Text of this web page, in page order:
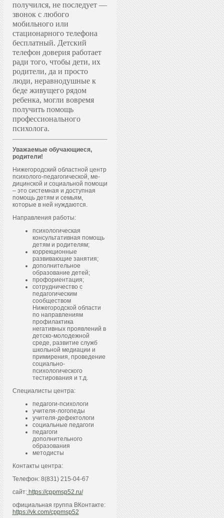
получился, не последует —
звонок с любого
мобильного или
стационарного телефона
бесплатный. Детский
телефон доверия работает
ради того, чтобы дети, их
родители, да и просто
люди, неравнодушные к
беде живущего рядом
ребенка, могли вовремя
получить помощь
профессионального
психолога.
Уважаемые обучающиеся,
родители!
Нижегородский областной центр
пси­холо­го-пе­даго­гичес­кой, ме­
дицин­ской и со­ци­аль­ной по­мощи
– это системная и доступная
помощь детям и семьям,
которые в ней нуждаются.
Направления работы:
психологическая
консультативная помощь
детям и родителям;
коррекционные
развивающие занятия;
дополнительное
образование детей;
профориентация;
сотрудничество с
педагогическим
сообществом
Нижегородской области
по направлениям
профилактика
негативных проявлений в
детско-молодежной
среде, развитие служб
школьной медиации и
примирения, проведение
социально-
психологического
тестирования и т.д.
Специалисты центра:
педагоги-психологи
учителя-логопеды
учителя-дефектологи
социальные педагоги
педагоги
дополнительного
образования
методисты
Контакты центра:
Телефон: 8(831) 215-04-67
сайт: https://cppmsp52.ru/
официальная группа ВКонтакте:
https://vk.com/cppmsp52